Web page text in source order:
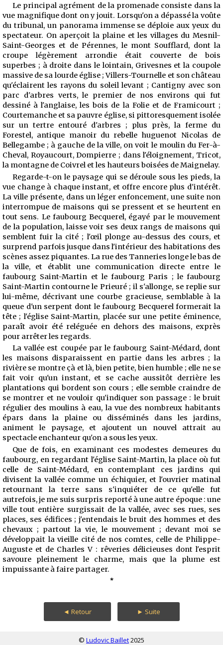
Le principal agrément de la promenade consiste dans la
vue magnifique dont on y jouit. Lorsqu'on a dépassé la voûte
du tribunal, un panorama immense se déploie aux yeux du
spectateur. On aperçoit la plaine et les villages du Mesnil-
Saint-Georges et de Pérennes, le mont Soufflard, dont la
croupe légèrement arrondie était couverte de bois
superbes ; à droite dans le lointain, Grivesnes et la coupole
massive de sa lourde église ; Villers-Tournelle et son château
qu'éclairent les rayons du soleil levant ; Cantigny avec son
parc d'arbres verts, le premier de nos environs qui fut
dessiné à l'anglaise, les bois de la Folie et de Framicourt ;
Courtemanche et sa pauvre église, si pittoresquement isolée
sur un tertre entouré d'arbres ; plus près, la ferme du
Forestel, antique manoir du rebelle huguenot Nicolas de
Bellegambe ; à gauche de la ville, on voit le moulin du Fer-à-
Cheval, Royaucourt, Dompierre ; dans l'éloignement, Tricot,
la montagne de Coivrel et les hauteurs boisées de Maignelay.
Regarde-t-on le paysage qui se déroule sous les pieds, la
vue change à chaque instant, et offre encore plus d'intérêt.
La ville présente, dans un léger enfoncement, une suite non
interrompue de maisons qui se pressent et se heurtent en
tout sens. Le faubourg Becquerel, égayé par le mouvement
de la population, laisse voir ses deux rangs de maisons qui
semblent fuir la cité ; l'œil plonge au-dessus des cours, et
surprend parfois jusque dans l'intérieur des habitations des
scènes assez piquantes. La rue des Tanneries longe le bas de
la ville, et établit une communication directe entre le
faubourg Saint-Martin et le faubourg Paris ; le faubourg
Saint-Martin contourne le Prieuré ; il s'allonge, se replie sur
lui-même, décrivant une courbe gracieuse, semblable à la
queue d'un serpent dont le faubourg Becquerel formerait la
tête ; l'église Saint-Martin, placée sur une petite éminence,
paraît avoir été reléguée en dehors des maisons, exprès
pour arrêter les regards.
La vallée est coupée par le faubourg Saint-Médard, dont
les maisons disparaissent en partie dans les arbres ; la
rivière se montre çà et là, bien petite, bien humble ; elle ne se
fait voir qu'un instant, et se cache aussitôt derrière les
plantations qui bordent son cours ; elle semble craindre de
se montrer et ne vouloir qu'indiquer son passage : le bruit
régulier des moulins à eau, la vue des nombreux habitants
épars dans la plaine ou disséminés dans les jardins,
animent le paysage, et ajoutent un nouvel attrait au
spectacle enchanteur qu'on a sous les yeux.
Que de fois, en examinant ces modestes demeures du
faubourg, en regardant l'église Saint-Martin, la place où fut
celle de Saint-Médard, en contemplant ces jardins qui
divisent la vallée comme un échiquier, et l'ouvrier matinal
retournant la terre sans s'inquiéter de ce qu'elle fut
autrefois, je me suis surpris reporté à une autre époque : une
ville tout entière surgissait de la vallée, avec ses rues, ses
places, ses édifices ; j'entendais le bruit des hommes et des
chevaux ; partout la vie, le mouvement ; devant moi se
développait la vieille cité de nos comtes, celle de Philippe-
Auguste et de Charles V : rêveries délicieuses dont l'esprit
savoure pleinement le charme, mais que la plume est
impuissante à faire partager.
*
◄ Retour ► Suite
© Ludovic Baillet2025